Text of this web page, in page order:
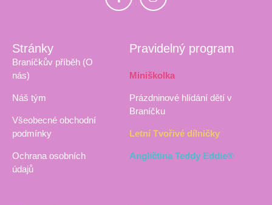
Stránky
Braníčkův příběh (O
nás)
Náš tým
Všeobecné obchodní
podmínky
Ochrana osobních
údajů
Pravidelný program
Miniškolka
Prázdninové hlídání dětí v
Braníčku
Letní Tvořivé dílničky
Angličtina Teddy Eddie®